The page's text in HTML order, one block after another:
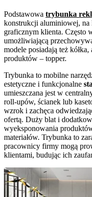
Podstawowa trybunka
konstrukcji aluminiowej, na
graficznym klienta. Często
umożliwiającą
modele posiadają też
produktów – topper.
Trybunka to mobilne
estetyczne i funkcjonalne
umieszczana jest w
roll-upów, ścianek lub
wzrok i zachęca
ofertą. Duży blat i
wyeksponowania
materiałów. Trybunka to
pracownicy firmy mogą
klientami, budując ich